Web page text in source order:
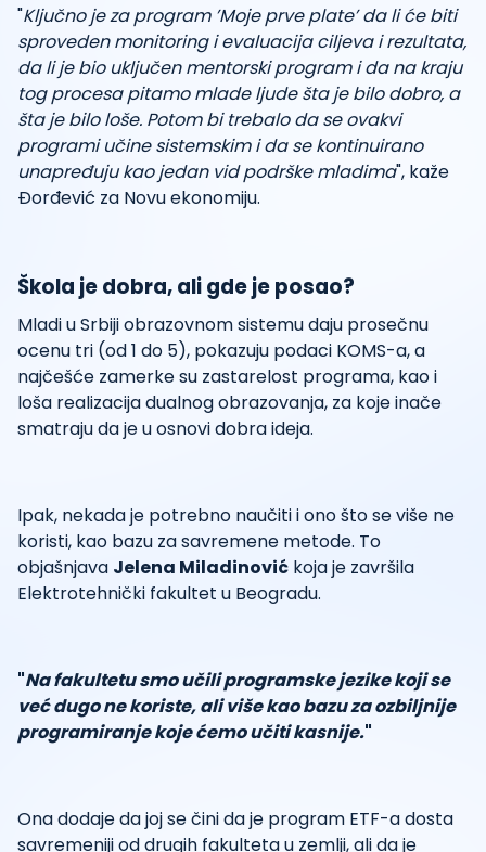
"Ključno je za program ’Moje prve plate’ da li će biti
sproveden monitoring i evaluacija ciljeva i rezultata,
da li je bio uključen mentorski program i da na kraju
tog procesa pitamo mlade ljude šta je bilo dobro, a
šta je bilo loše. Potom bi trebalo da se ovakvi
programi učine sistemskim i da se kontinuirano
unapređuju kao jedan vid podrške mladima", kaže
Đorđević za Novu ekonomiju.
Škola je dobra, ali gde je posao?
Mladi u Srbiji obrazovnom sistemu daju prosečnu
ocenu tri (od 1 do 5), pokazuju podaci KOMS-a, a
najčešće zamerke su zastarelost programa, kao i
loša realizacija dualnog obrazovanja, za koje inače
smatraju da je u osnovi dobra ideja.
Ipak, nekada je potrebno naučiti i ono što se više ne
koristi, kao bazu za savremene metode. To
objašnjava Jelena Miladinović koja je završila
Elektrotehnički fakultet u Beogradu.
"Na fakultetu smo učili programske jezike koji se
već dugo ne koriste, ali više kao bazu za ozbiljnije
programiranje koje ćemo učiti kasnije."
Ona dodaje da joj se čini da je program ETF-a dosta
savremeniji od drugih fakulteta u zemlji, ali da je